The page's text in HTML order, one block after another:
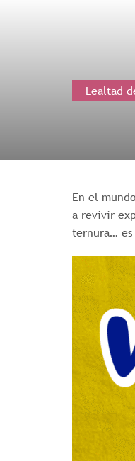
Lealtad
En el
a revivir
ternura…